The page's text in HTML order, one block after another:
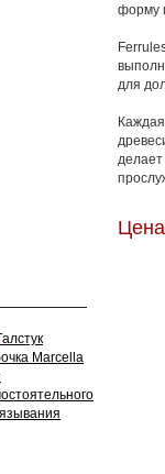
форму
для
делает